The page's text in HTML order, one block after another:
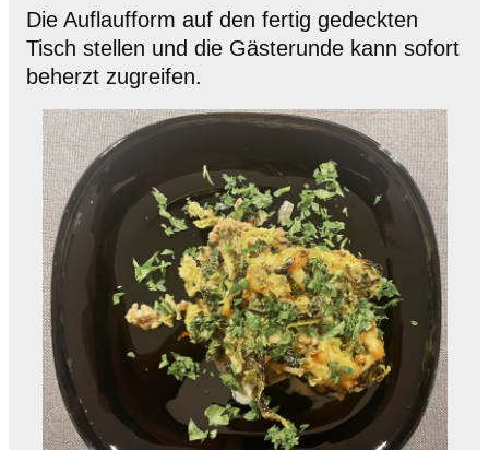
Die Auflaufform auf den fertig gedeckten
Tisch stellen und die Gästerunde kann sofort
beherzt zugreifen.